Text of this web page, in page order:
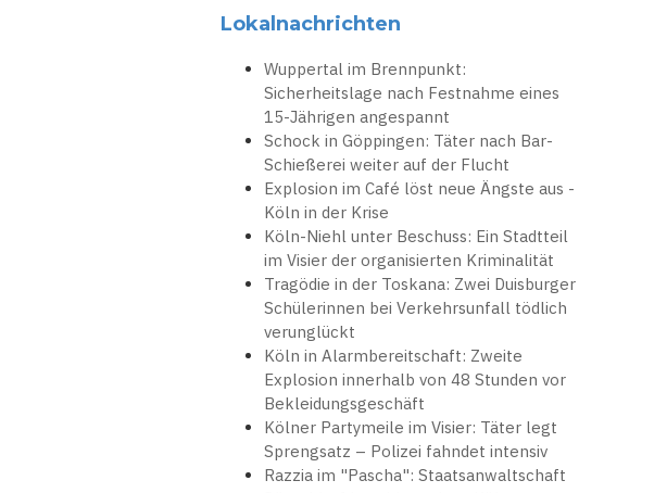
Lokalnachrichten
Wuppertal im Brennpunkt:
Sicherheitslage nach Festnahme eines
15-Jährigen angespannt
Schock in Göppingen: Täter nach Bar-
Schießerei weiter auf der Flucht
Explosion im Café löst neue Ängste aus -
Köln in der Krise
Köln-Niehl unter Beschuss: Ein Stadtteil
im Visier der organisierten Kriminalität
Tragödie in der Toskana: Zwei Duisburger
Schülerinnen bei Verkehrsunfall tödlich
verunglückt
Köln in Alarmbereitschaft: Zweite
Explosion innerhalb von 48 Stunden vor
Bekleidungsgeschäft
Kölner Partymeile im Visier: Täter legt
Sprengsatz – Polizei fahndet intensiv
Razzia im "Pascha": Staatsanwaltschaft